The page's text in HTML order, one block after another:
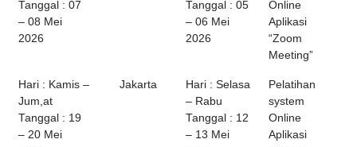
Tanggal : 07
– 08 Mei
2026
Tanggal : 05
– 06 Mei
2026
Online
Aplikasi
“Zoom
Meeting”
Hari : Kamis –
Jum,at
Tanggal : 19
– 20 Mei
Jakarta
Hari : Selasa
– Rabu
Tanggal : 12
– 13 Mei
Pelatihan
system
Online
Aplikasi